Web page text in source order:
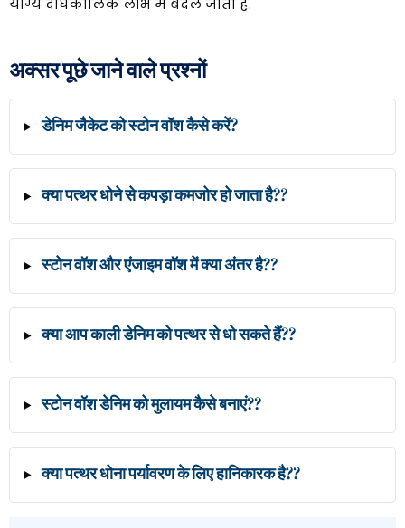
योग्य दीर्घकालिक लाभ में बदल जाती है.
अक्सर पूछे जाने वाले प्रश्नों
डेनिम जैकेट को स्टोन वॉश कैसे करें?
क्या पत्थर धोने से कपड़ा कमजोर हो जाता है??
स्टोन वॉश और एंजाइम वॉश में क्या अंतर है??
क्या आप काली डेनिम को पत्थर से धो सकते हैं??
स्टोन वॉश डेनिम को मुलायम कैसे बनाएं??
क्या पत्थर धोना पर्यावरण के लिए हानिकारक है??